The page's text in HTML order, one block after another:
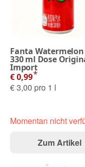
Fanta Watermelon
330 ml Dose
Import
€ 0,99*
€ 3,00 pro 1 l
Momentan nicht
Zum Artikel